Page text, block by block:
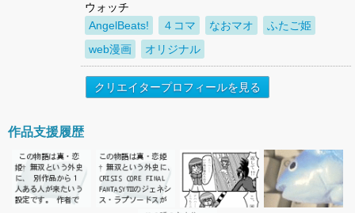
ウォッチ
AngelBeats!
４コマ なおマオ
ふたご姫
web漫画
オリジナル
クリエイタープロフィールを見る
作品支援履歴